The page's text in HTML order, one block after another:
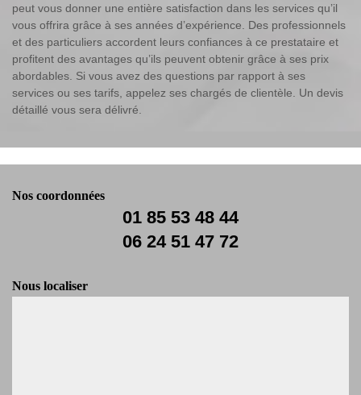
peut vous donner une entière satisfaction dans les services qu’il
vous offrira grâce à ses années d’expérience. Des professionnels
et des particuliers accordent leurs confiances à ce prestataire et
profitent des avantages qu’ils peuvent obtenir grâce à ses prix
abordables. Si vous avez des questions par rapport à ses
services ou ses tarifs, appelez ses chargés de clientèle. Un devis
détaillé vous sera délivré.
Nos coordonnées
01 85 53 48 44
06 24 51 47 72
Nous localiser